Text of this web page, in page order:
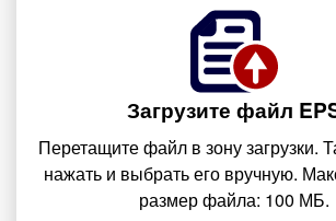
Загрузите файл
Перетащите файл в зону загрузки.
нажать и выбрать его вручную.
размер файла: 100 МБ.